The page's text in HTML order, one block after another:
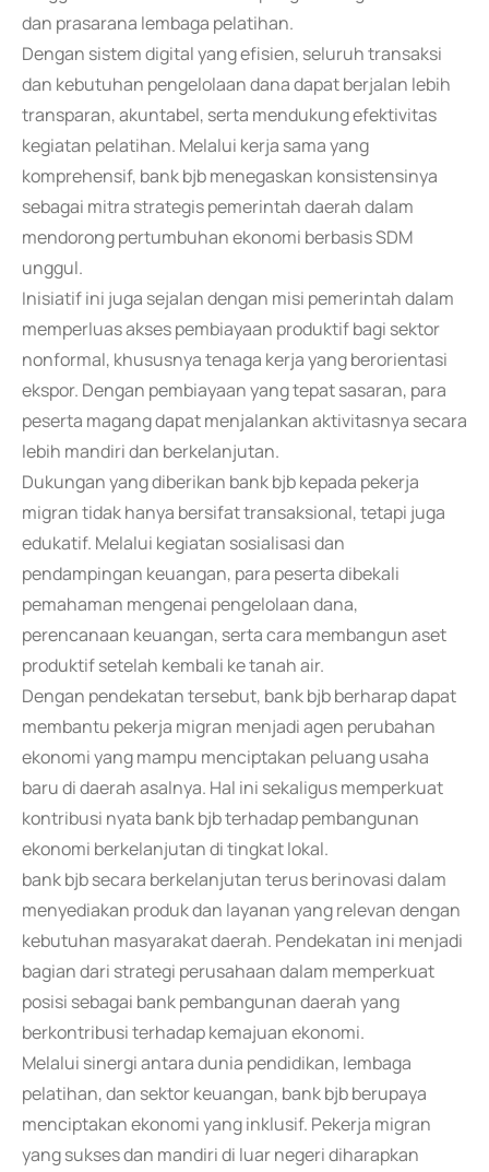
dan prasarana lembaga pelatihan.
Dengan sistem digital yang efisien, seluruh transaksi
dan kebutuhan pengelolaan dana dapat berjalan lebih
transparan, akuntabel, serta mendukung efektivitas
kegiatan pelatihan. Melalui kerja sama yang
komprehensif, bank bjb menegaskan konsistensinya
sebagai mitra strategis pemerintah daerah dalam
mendorong pertumbuhan ekonomi berbasis SDM
unggul.
Inisiatif ini juga sejalan dengan misi pemerintah dalam
memperluas akses pembiayaan produktif bagi sektor
nonformal, khususnya tenaga kerja yang berorientasi
ekspor. Dengan pembiayaan yang tepat sasaran, para
peserta magang dapat menjalankan aktivitasnya secara
lebih mandiri dan berkelanjutan.
Dukungan yang diberikan bank bjb kepada pekerja
migran tidak hanya bersifat transaksional, tetapi juga
edukatif. Melalui kegiatan sosialisasi dan
pendampingan keuangan, para peserta dibekali
pemahaman mengenai pengelolaan dana,
perencanaan keuangan, serta cara membangun aset
produktif setelah kembali ke tanah air.
Dengan pendekatan tersebut, bank bjb berharap dapat
membantu pekerja migran menjadi agen perubahan
ekonomi yang mampu menciptakan peluang usaha
baru di daerah asalnya. Hal ini sekaligus memperkuat
kontribusi nyata bank bjb terhadap pembangunan
ekonomi berkelanjutan di tingkat lokal.
bank bjb secara berkelanjutan terus berinovasi dalam
menyediakan produk dan layanan yang relevan dengan
kebutuhan masyarakat daerah. Pendekatan ini menjadi
bagian dari strategi perusahaan dalam memperkuat
posisi sebagai bank pembangunan daerah yang
berkontribusi terhadap kemajuan ekonomi.
Melalui sinergi antara dunia pendidikan, lembaga
pelatihan, dan sektor keuangan, bank bjb berupaya
menciptakan ekonomi yang inklusif. Pekerja migran
yang sukses dan mandiri di luar negeri diharapkan